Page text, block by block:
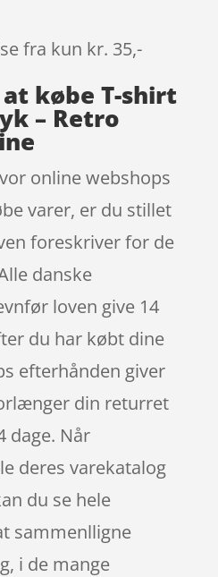
fra kun kr. 35,-
købe T-shirt
– Retro
online webshops
varer, er du stillet
foreskriver for de
danske
loven give 14
du har købt dine
efterhånden giver
din returret
dage. Når
deres varekatalog
du se hele
sammenlligne
i de mange